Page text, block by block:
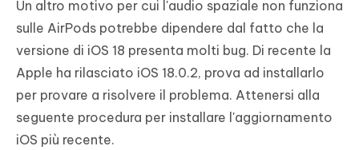
Un altro motivo per cui l'audio spaziale non funziona
sulle AirPods potrebbe dipendere dal fatto che la
versione di iOS 18 presenta molti bug. Di recente la
Apple ha rilasciato iOS 18.0.2, prova ad installarlo
per provare a risolvere il problema. Attenersi alla
seguente procedura per installare l'aggiornamento
iOS più recente.